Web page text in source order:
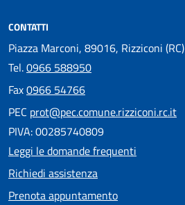
CONTATTI
Piazza Marconi, 89016, Rizziconi (RC)
Tel.0966 588950
Fax0966 54766
PEC prot@pec.comune.rizziconi.rc.it
PIVA: 00285740809
Leggi le domande frequenti
Richiedi assistenza
Prenota appuntamento